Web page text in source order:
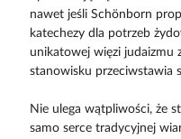
nawet jeśli Schönborn
katechezy dla potrzeb
unikatowej więzi judaizmu
stanowisku przeciwstawia
Nie ulega wątpliwości, że
samo serce tradycyjnej